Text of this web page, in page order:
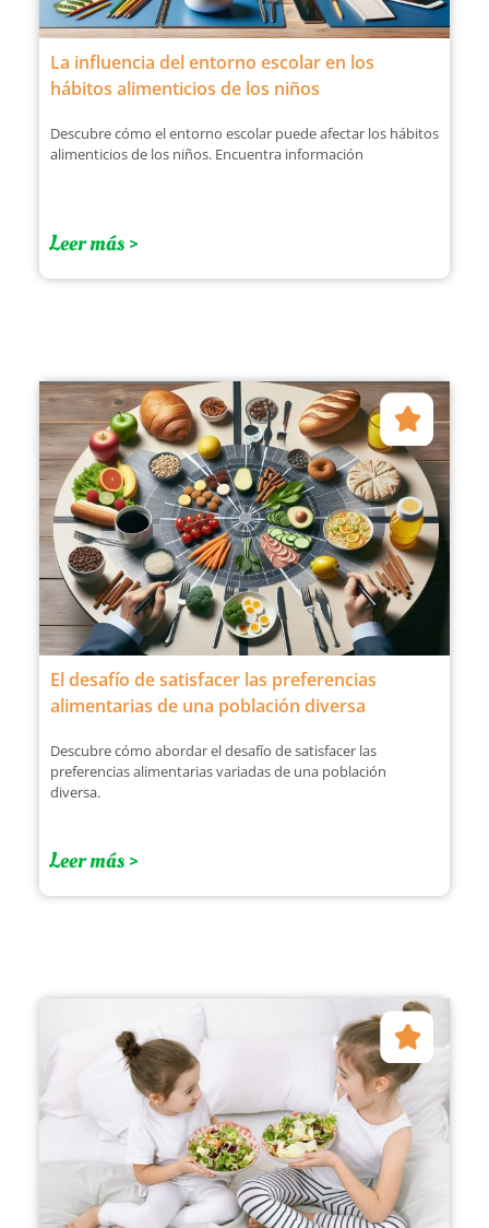
La influencia del entorno escolar en los
hábitos alimenticios de los niños
Descubre cómo el entorno escolar puede afectar los hábitos
alimenticios de los niños. Encuentra información
Leer más >
El desafío de satisfacer las preferencias
alimentarias de una población diversa
Descubre cómo abordar el desafío de satisfacer las
preferencias alimentarias variadas de una población
diversa.
Leer más >